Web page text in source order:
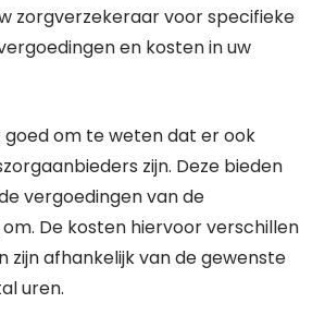
zorgverzekeraar voor specifieke
en kosten in uw
goed om te weten dat er ook
zijn. Deze bieden
vergoedingen van de
De kosten hiervoor verschillen
zijn afhankelijk van de gewenste
uren.